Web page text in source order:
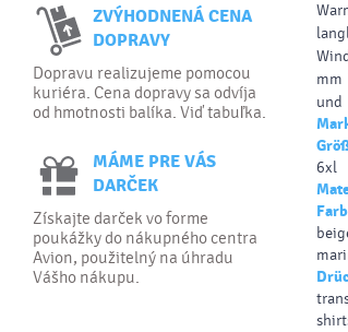
ZVÝHODNENÁ CENA
DOPRAVY
Dopravu realizujeme pomocou
kuriéra. Cena dopravy sa odvíja
od hmotnosti balíka. Viď tabuľka.
MÁME PRE VÁS
DARČEK
Získajte darček vo forme
poukážky do nákupného centra
Avion, použitelný na úhradu
Vášho nákupu.
mm
und
6xl